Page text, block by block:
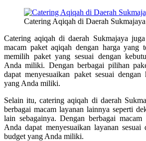
Catering Aqiqah di Daerah Sukmajaya
Catering aqiqah di daerah Sukmajaya
macam paket aqiqah dengan harga yang
memilih paket yang sesuai dengan
Anda miliki. Dengan berbagai pilihan
dapat menyesuaikan paket sesuai
yang Anda miliki.
Selain itu, catering aqiqah di daerah
berbagai macam layanan lainnya seperti
lain sebagainya. Dengan berbagai macam
Anda dapat menyesuaikan layanan sesuai
budget yang Anda miliki.